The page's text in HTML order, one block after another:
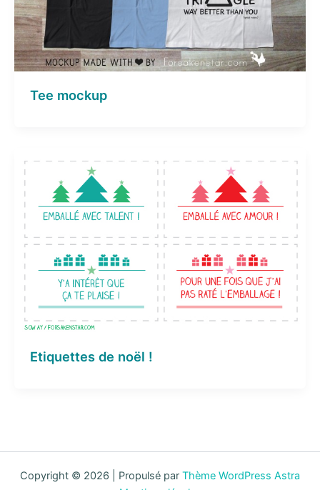
Tee mockup
Etiquettes de noël !
Copyright © 2026 | Propulsé par Thème WordPress Astra